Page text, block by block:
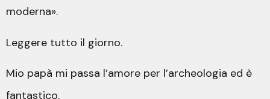
moderna».
Leggere tutto il giorno.
Mio papà mi passa l’amore per l’archeologia ed è
fantastico.